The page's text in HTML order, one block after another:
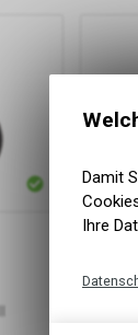
Damit
Ihre